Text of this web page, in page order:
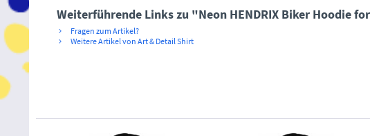
Weiterführende Links zu "Neon HENDRIX Biker Hoodie
Fragen zum Artikel?
Weitere Artikel von Art & Detail Shirt